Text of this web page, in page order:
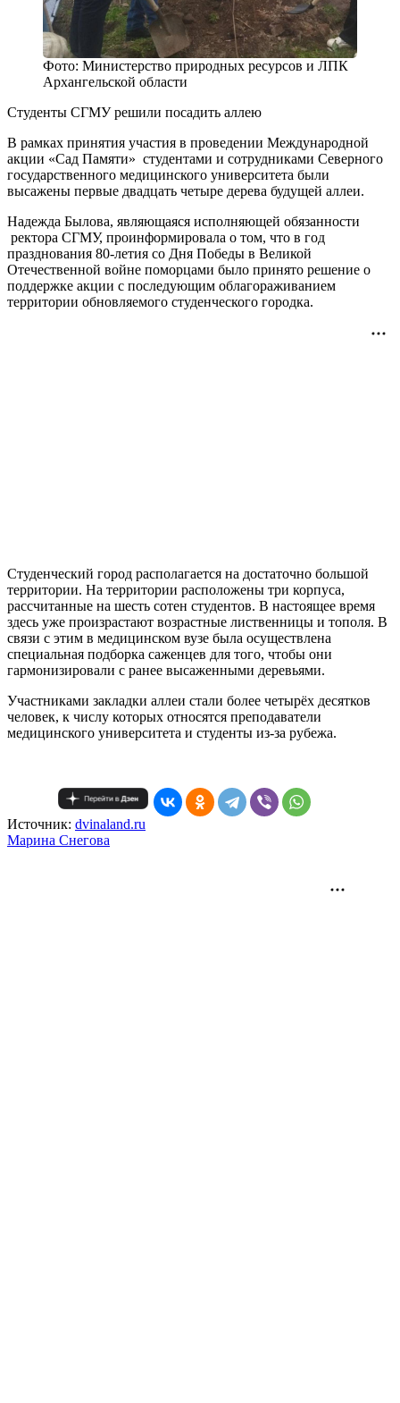
Фото: Министерство природных ресурсов и ЛПК
Архангельской области
Студенты СГМУ решили посадить аллею
В рамках принятия участия в проведении Международной
акции «Сад Памяти» студентами и сотрудниками Северного
государственного медицинского университета были
высажены первые двадцать четыре дерева будущей аллеи.
Надежда Былова, являющаяся исполняющей обязанности
ректора СГМУ, проинформировала о том, что в год
празднования 80-летия со Дня Победы в Великой
Отечественной войне поморцами было принято решение о
поддержке акции с последующим облагораживанием
территории обновляемого студенческого городка.
Студенческий город располагается на достаточно большой
территории. На территории расположены три корпуса,
рассчитанные на шесть сотен студентов. В настоящее время
здесь уже произрастают возрастные лиственницы и тополя. В
связи с этим в медицинском вузе была осуществлена
специальная подборка саженцев для того, чтобы они
гармонизировали с ранее высаженными деревьями.
Участниками закладки аллеи стали более четырёх десятков
человек, к числу которых относятся преподаватели
медицинского университета и студенты из-за рубежа.
Источник: dvinaland.ru
Mарина Снегова